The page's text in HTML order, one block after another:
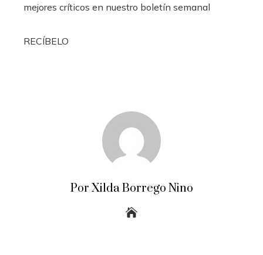
mejores críticos en nuestro boletín semanal
RECÍBELO
Por Xilda Borrego Nino